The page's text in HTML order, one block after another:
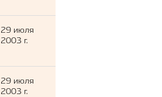
29 июля
2003 г.
29 июля
2003 г.